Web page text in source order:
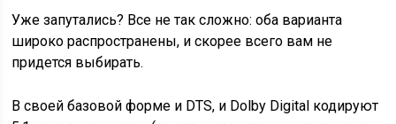
Уже запутались? Все не так сложно: оба варианта
широко распространены, и скорее всего вам не
придется выбирать.
В своей базовой форме и DTS, и Dolby Digital кодируют